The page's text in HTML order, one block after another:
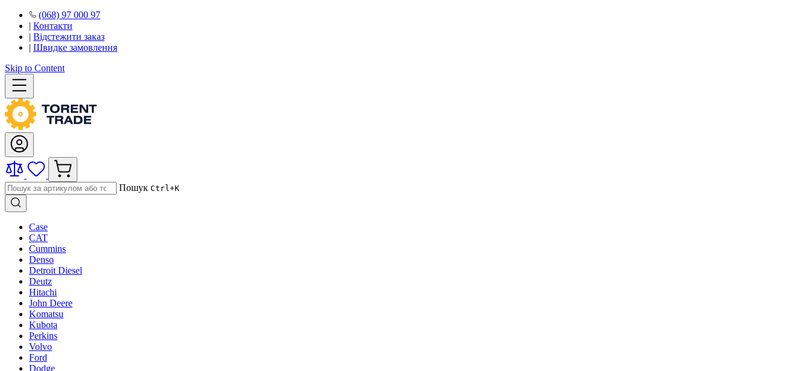
(068) 97 000 97
| Контакти
| Відстежити заказ
| Швидке замовлення
Skip to Content
Пошук Ctrl+K
Case
CAT
Cummins
Denso
Detroit Diesel
Deutz
Hitachi
John Deere
Komatsu
Kubota
Perkins
Volvo
Ford
Dodge